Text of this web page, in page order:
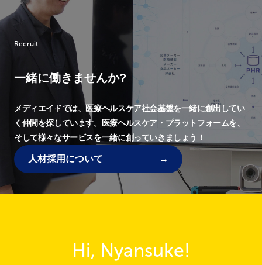
Recruit
一緒に働きませんか?
メディエイドでは、医療ヘルスケア社会基盤を一緒に創出してい
く仲間を探しています。
医療ヘルスケア・プラットフォームを、
そして様々なサービスを一緒に創っていきましょう！
人材採用について
Hi, Nyansuke!